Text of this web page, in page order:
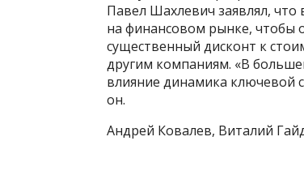
Павел Шахлевич заявлял, что
на финансовом рынке, чтобы
существенный дисконт к
другим компаниям. «В
влияние динамика ключевой
он.
Андрей Ковалев, Виталий